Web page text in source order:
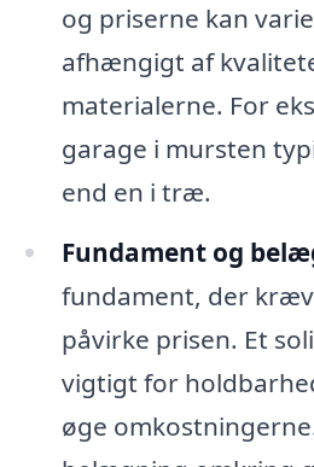
og priserne kan
afhængigt af
materialerne. For
garage i mursten
end en i træ.
Fundament og
fundament, der
påvirke prisen. Et
vigtigt for
øge